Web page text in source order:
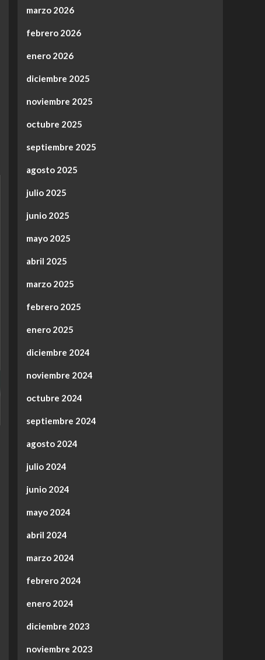
marzo 2026
febrero 2026
enero 2026
diciembre 2025
noviembre 2025
octubre 2025
septiembre 2025
agosto 2025
julio 2025
junio 2025
mayo 2025
abril 2025
marzo 2025
febrero 2025
enero 2025
diciembre 2024
noviembre 2024
octubre 2024
septiembre 2024
agosto 2024
julio 2024
junio 2024
mayo 2024
abril 2024
marzo 2024
febrero 2024
enero 2024
diciembre 2023
noviembre 2023